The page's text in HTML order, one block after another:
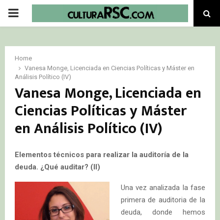
PRIMARY
Home
Vanesa Monge, Licenciada en Ciencias Políticas y Máster en
Análisis Político (IV)
Vanesa Monge, Licenciada en
Ciencias Políticas y Máster
en Análisis Político (IV)
Elementos técnicos para realizar la auditoría de la
deuda. ¿Qué auditar? (II)
Una vez analizada la fase
primera de auditoria de la
deuda, donde hemos